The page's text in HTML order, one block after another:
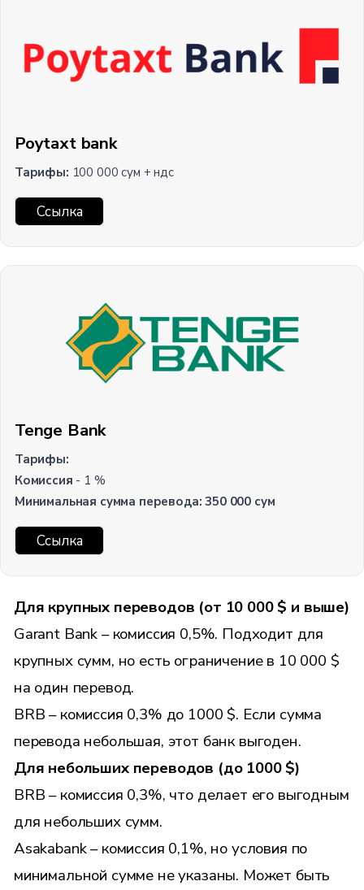
Poytaxt bank
Тарифы: 100 000 cум + ндс
Ссылка
Tenge Bank
Тарифы:
Комиссия - 1 %
Минимальная сумма перевода: 350000 сум
Ссылка
Для крупных переводов (от 10 000 $ и выше)
Garant Bank – комиссия 0,5%. Подходит для
крупных сумм, но есть ограничение в 10 000 $
на один перевод.
BRB – комиссия 0,3% до 1000 $. Если сумма
перевода небольшая, этот банк выгоден.
Для небольших переводов (до 1000 $)
BRB – комиссия 0,3%, что делает его выгодным
для небольших сумм.
Asakabank – комиссия 0,1%, но условия по
минимальной сумме не указаны. Может быть